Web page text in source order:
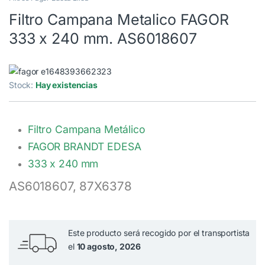
Filtro Campana Metalico FAGOR
333 x 240 mm. AS6018607
Stock: Hay existencias
Filtro Campana Metálico
FAGOR BRANDT EDESA
333 x 240 mm
AS6018607, 87X6378
Este producto será recogido por el transportista
el 10 agosto, 2026